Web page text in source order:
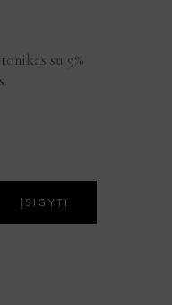
su 9%
ĮSIGYTI